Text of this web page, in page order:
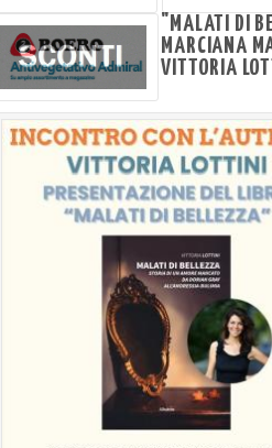
"MALATI DI
MARCIANA
VITTORIA